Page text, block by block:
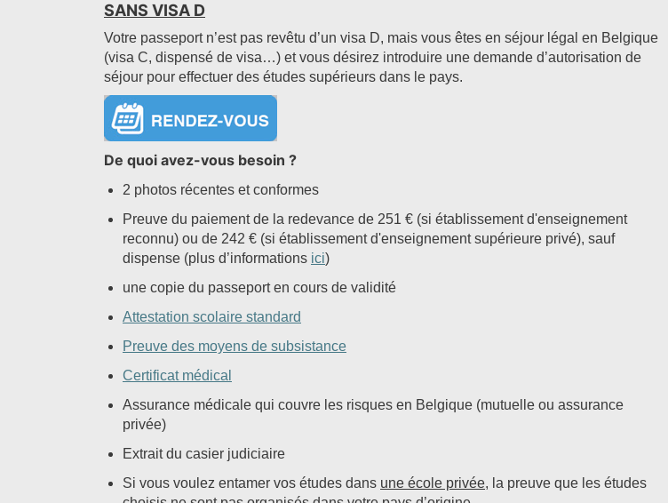
SANS VISA D
Votre passeport n’est pas revêtu d’un visa D, mais vous êtes en séjour légal en Belgique
(visa C, dispensé de visa…) et vous désirez introduire une demande d’autorisation de
séjour pour effectuer des études supérieurs dans le pays.
De quoi avez-vous besoin ?
2 photos récentes et conformes
Preuve du paiement de la redevance de 251 € (si établissement d'enseignement
reconnu) ou de 242 € (si établissement d'enseignement supérieure privé), sauf
dispense (plus d’informations ici)
une copie du passeport en cours de validité
Attestation scolaire standard
Preuve des moyens de subsistance
Certificat médical
Assurance médicale qui couvre les risques en Belgique (mutuelle ou assurance
privée)
Extrait du casier judiciaire
Si vous voulez entamer vos études dans une école privée, la preuve que les études